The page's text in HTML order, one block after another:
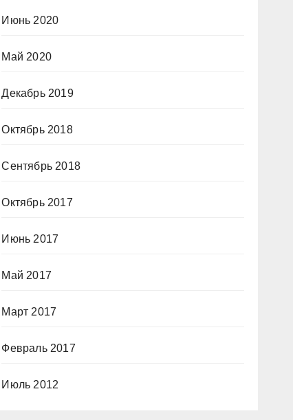
Июнь 2020
Май 2020
Декабрь 2019
Октябрь 2018
Сентябрь 2018
Октябрь 2017
Июнь 2017
Май 2017
Март 2017
Февраль 2017
Июль 2012